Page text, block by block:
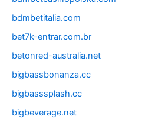
bdmbetitalia.com
bet7k-entrar.com.br
betonred-australia.net
bigbassbonanza.cc
bigbasssplash.cc
bigbeverage.net